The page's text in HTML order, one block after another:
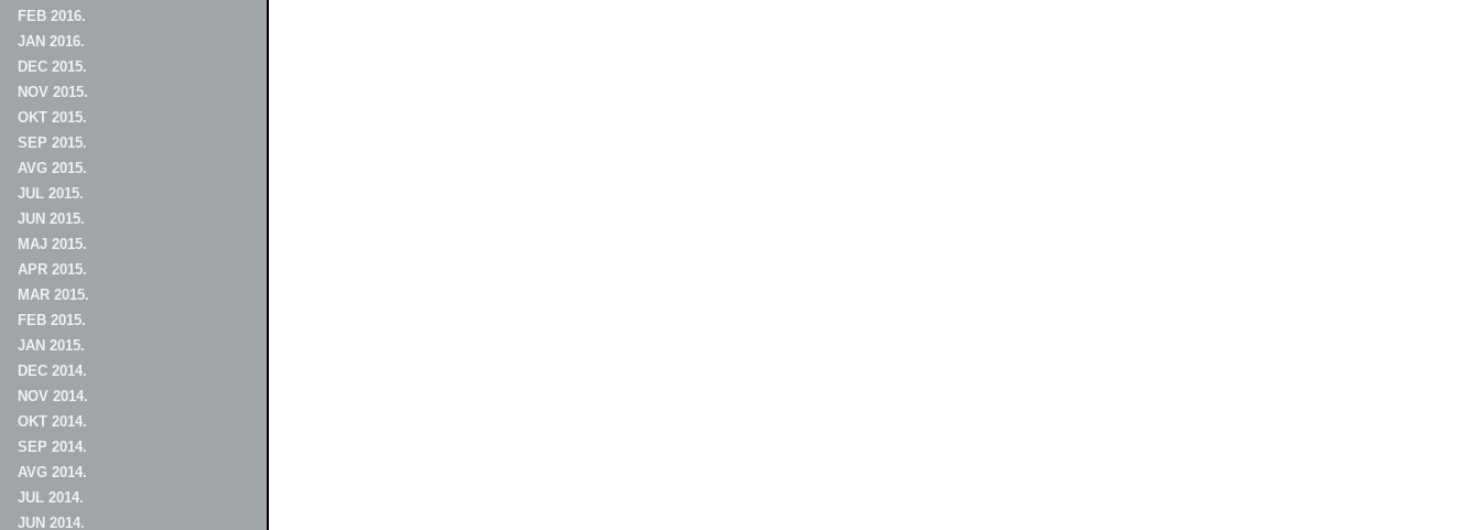
FEB 2016.
JAN 2016.
DEC 2015.
NOV 2015.
OKT 2015.
SEP 2015.
AVG 2015.
JUL 2015.
JUN 2015.
MAJ 2015.
APR 2015.
MAR 2015.
FEB 2015.
JAN 2015.
DEC 2014.
NOV 2014.
OKT 2014.
SEP 2014.
AVG 2014.
JUL 2014.
JUN 2014.